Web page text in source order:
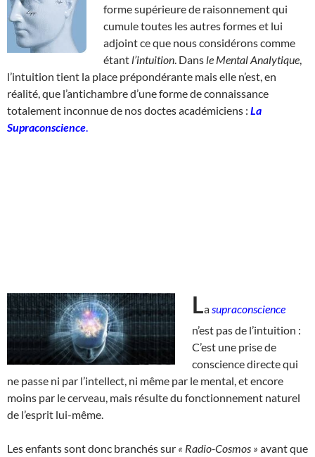
forme supérieure de raisonnement qui
cumule toutes les autres formes et lui
adjoint ce que nous considérons comme
étant l’intuition . Dans le Mental Analytique
l’intuition tient la place prépondérante mais elle n’est, en
réalité, que l’antichambre d’une forme de connaissance
totalement inconnue de nos doctes académiciens : La
Supraconscience
La supraconscience
n’est pas de l’intuition :
C’est une prise de
conscience directe qui
ne passe ni par l’intellect, ni même par le mental, et encore
moins par le cerveau, mais résulte du fonctionnement naturel
de l’esprit lui-même.
Les enfants sont donc branchés sur « Radio-Cosmos » avant que